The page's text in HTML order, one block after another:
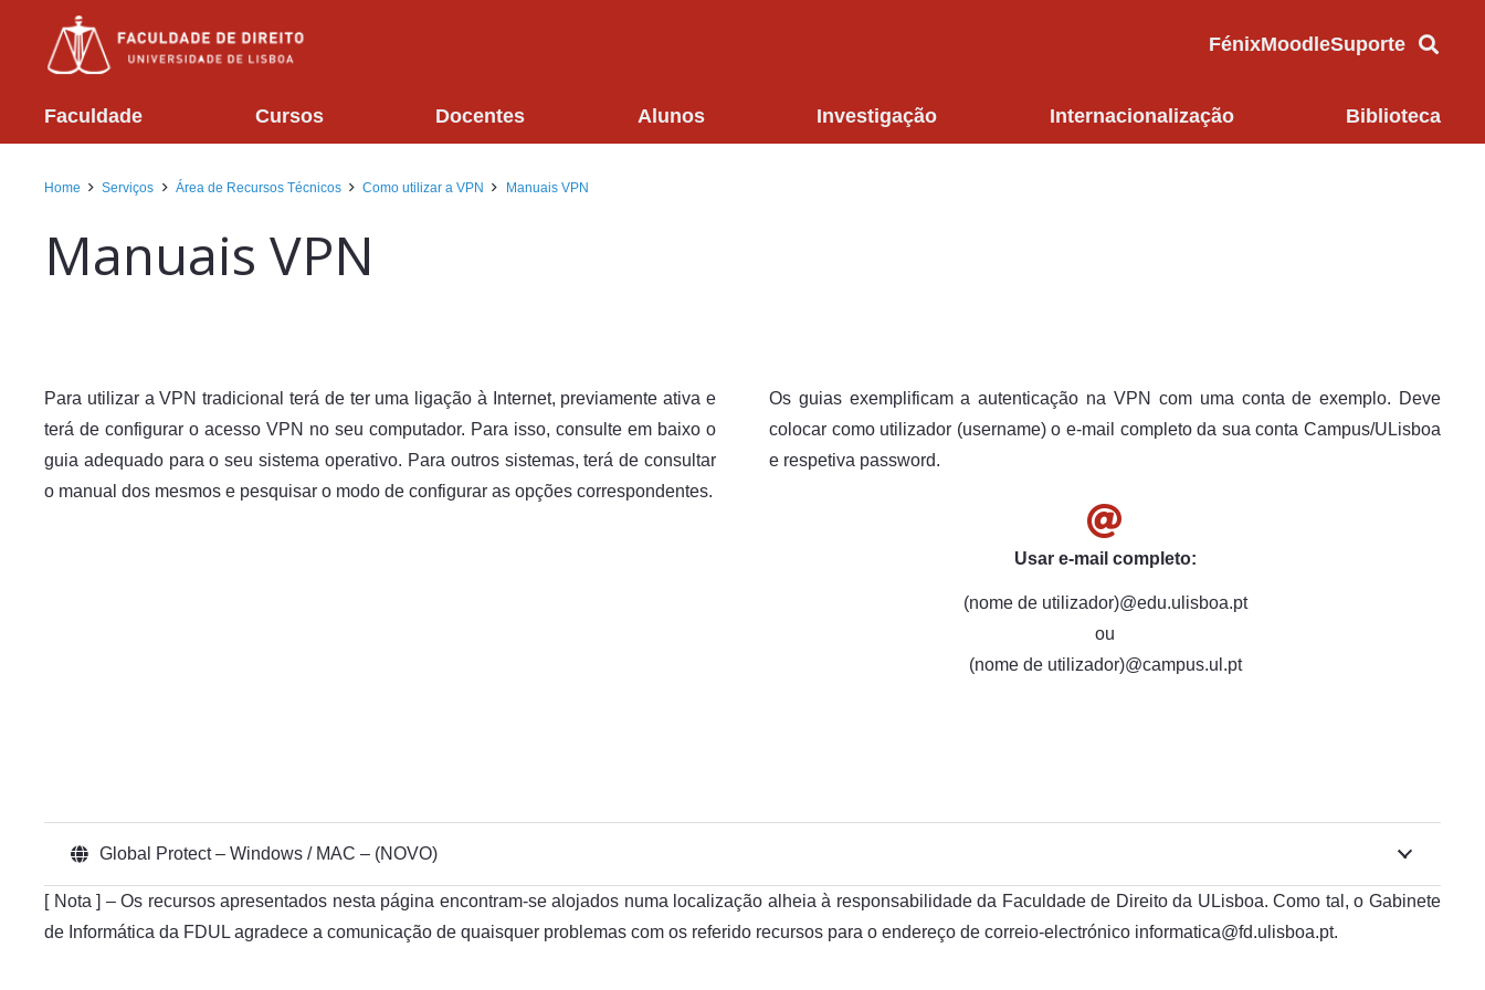
FénixMoodleSuporte
Faculdade Cursos Docentes Alunos Investigação Internacionalização Biblioteca
Home Serviços Área de Recursos Técnicos Como utilizar a VPN Manuais VPN
Manuais VPN
Para utilizar a VPN tradicional terá de ter uma ligação à Internet, previamente ativa e
terá de configurar o acesso VPN no seu computador. Para isso, consulte em baixo o
guia adequado para o seu sistema operativo. Para outros sistemas, terá de consultar
o manual dos mesmos e pesquisar o modo de configurar as opções correspondentes.
Os guias exemplificam a autenticação na VPN com uma conta de exemplo. Deve
colocar como utilizador (username) o e-mail completo da sua conta Campus/ULisboa
e respetiva password.
Usar e-mail completo:
(nome de utilizador)@edu.ulisboa.pt
ou
(nome de utilizador)@campus.ul.pt
Global Protect – Windows / MAC – (NOVO)
[ Nota ] – Os recursos apresentados nesta página encontram-se alojados numa localização alheia à responsabilidade da Faculdade de Direito da ULisboa. Como tal, o Gabinete
de Informática da FDUL agradece a comunicação de quaisquer problemas com os referido recursos para o endereço de correio-electrónico informatica@fd.ulisboa.pt.